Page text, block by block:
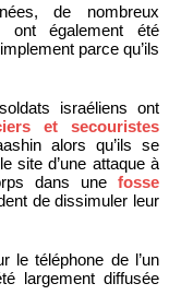
de nombreux
ont également été
parce qu’ils
israéliens ont
et secouristes
alors qu’ils se
site d’une attaque à
dans une fosse
de dissimuler leur
le téléphone de l’un
largement diffusée